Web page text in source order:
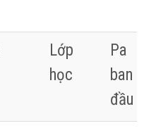
Lớp
học
Pa
ban
đầu